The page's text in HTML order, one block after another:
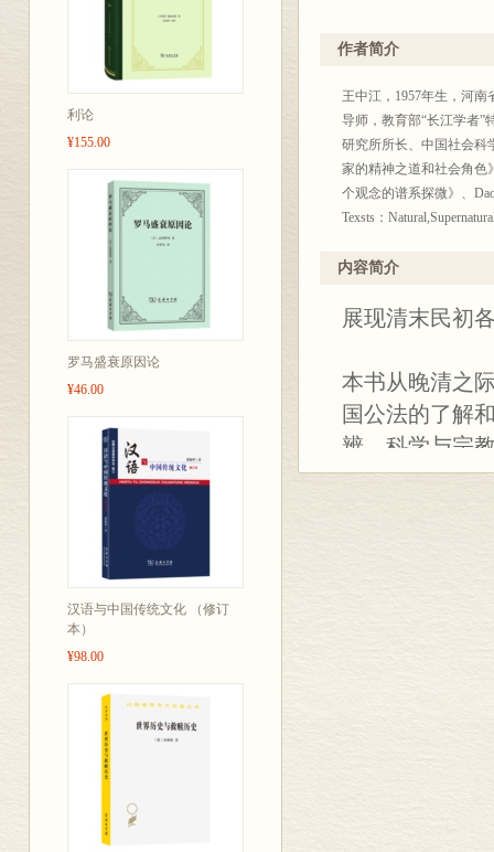
利论
¥155.00
罗马盛衰原因论
¥46.00
汉语与中国传统文化 （修订
本）
¥98.00
作者简介
王中江，1957年生，河
导师，教育部“长江学者”
研究所所长、中国社会科
家的精神之道和社会角色
个观念的谱系探微》、
Texsts：
学集刊》等。
内容简介
展现清末民初
本书从晚清之
国公法的了解
辨、科学与宗
展了分析。其